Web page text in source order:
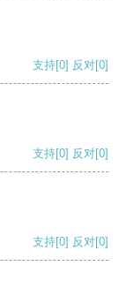
支持[0] 反对[0]
支持[0] 反对[0]
支持[0] 反对[0]